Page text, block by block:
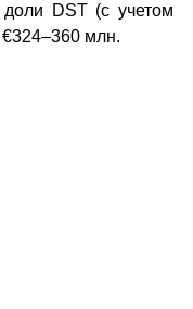
DST (с учетом
€324–360 млн.